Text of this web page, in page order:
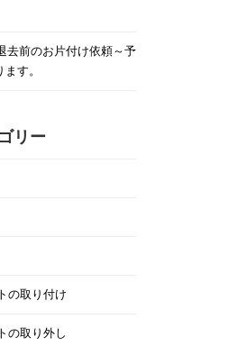
去前のお片付け依頼～予
す。
リー
の取り付け
の取り外し